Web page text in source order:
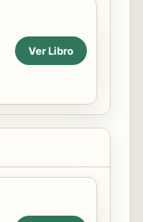
Ver Libro